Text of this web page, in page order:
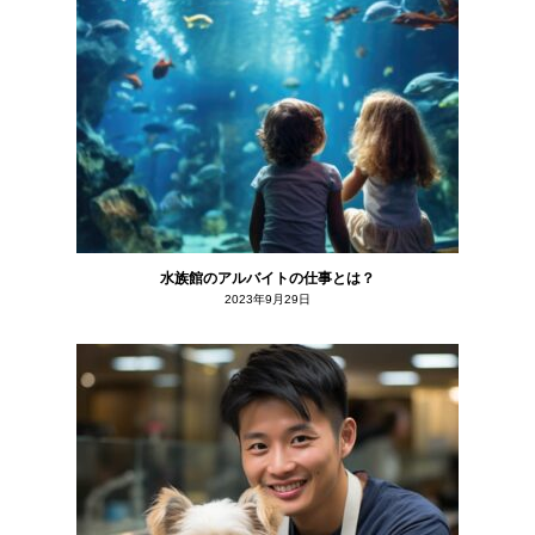
水族館のアルバイトの仕事とは？
2023年9月29日